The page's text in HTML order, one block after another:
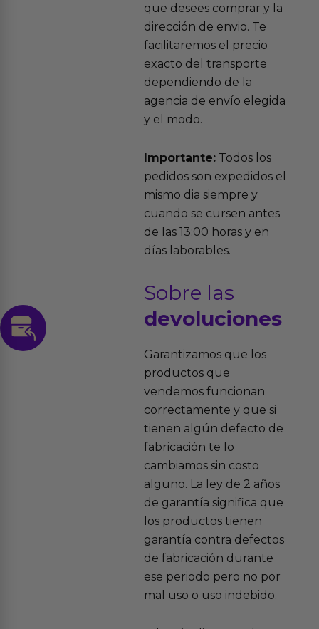
que desees comprar y la
dirección de envio. Te
facilitaremos el precio
exacto del transporte
dependiendo de la
agencia de envío elegida
y el modo.
Importante:Todos los
pedidos son expedidos el
mismo dia siempre y
cuando se cursen antes
de las 13:00 horas y en
días laborables.
Sobre las
devoluciones
Garantizamos que los
productos que
vendemos funcionan
correctamente y que si
tienen algún defecto de
fabricación te lo
cambiamos sin costo
alguno. La ley de 2 años
de garantía significa que
los productos tienen
garantía contra defectos
de fabricación durante
ese periodo pero no por
mal uso o uso indebido.